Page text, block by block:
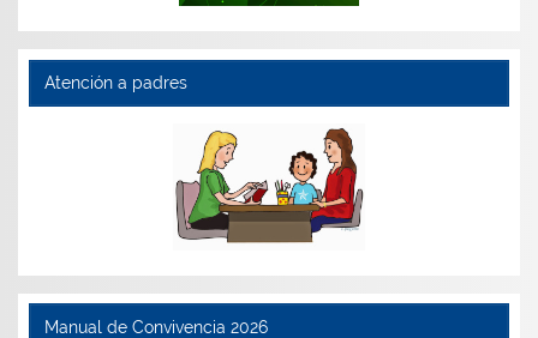
Atención a padres
Manual de Convivencia 2026